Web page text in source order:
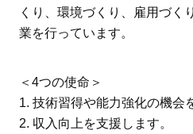
くり、環境づくり、雇用づく
業を行っています。
＜4つの使命＞
1. 技術習得や能力強化の機会
2. 収入向上を支援します。